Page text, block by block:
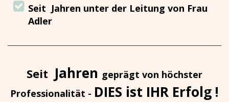
Seit Jahren unter der Leitung von Frau
Adler
Seit Jahren geprägt von höchster
Professionalität - DIES ist IHR Erfolg !